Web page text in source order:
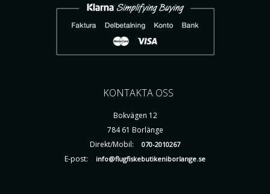
KONTAKTA OSS
Bokvägen 12
784 61 Borlänge
Direkt/Mobil:
070-2010267
E-post: info@flugfiskebutikeniborlange.se